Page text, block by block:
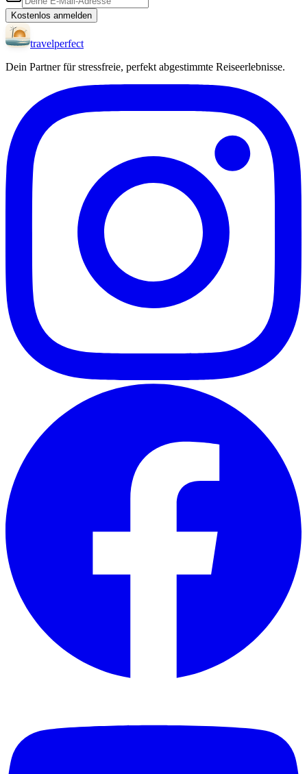
Kostenlos anmelden
travelperfect
Dein Partner für stressfreie, perfekt abgestimmte Reiseerlebnisse.